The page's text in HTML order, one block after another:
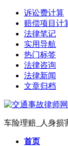
诉讼费计算
赔偿项目计
法律笔记
实用导航
热门标签
法律咨询
法律新闻
文章归档
车险理赔_人身损
首页